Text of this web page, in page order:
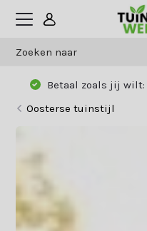
Betaal zoals jij wilt:
Oosterse tuinstijl